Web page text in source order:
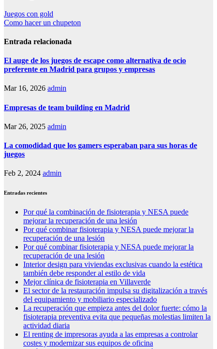
Juegos con gold
Como hacer un chupeton
Entrada relacionada
El auge de los juegos de escape como alternativa de ocio
preferente en Madrid para grupos y empresas
Mar 16, 2026 admin
Empresas de team building en Madrid
Mar 26, 2025 admin
La comodidad que los gamers esperaban para sus horas de
juegos
Feb 2, 2024 admin
Entradas recientes
Por qué la combinación de fisioterapia y NESA puede
mejorar la recuperación de una lesión
Por qué combinar fisioterapia y NESA puede mejorar la
recuperación de una lesión
Por qué combinar fisioterapia y NESA puede mejorar la
recuperación de una lesión
Interior design para viviendas exclusivas cuando la estética
también debe responder al estilo de vida
Mejor clínica de fisioterapia en Villaverde
El sector de la restauración impulsa su digitalización a través
del equipamiento y mobiliario especializado
La recuperación que empieza antes del dolor fuerte: cómo la
fisioterapia preventiva evita que pequeñas molestias limiten la
actividad diaria
El renting de impresoras ayuda a las empresas a controlar
costes y modernizar sus equipos de oficina